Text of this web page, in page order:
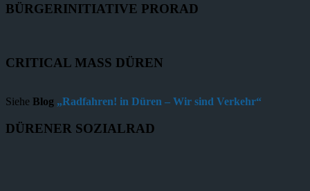
BÜRGERINITIATIVE PRORAD
CRITICAL MASS DÜREN
Siehe Blog „Radfahren! in Düren – Wir sind Verkehr“
DÜRENER SOZIALRAD